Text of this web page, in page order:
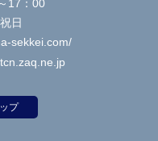
17：00
日
sekkei.com/
プ